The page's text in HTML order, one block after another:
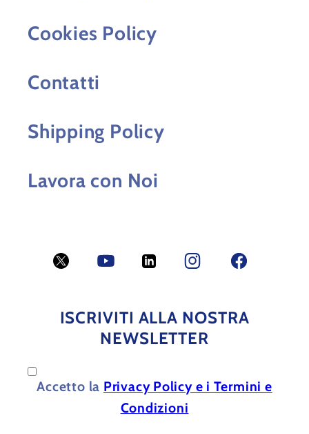
Cookies Policy
Contatti
Shipping Policy
Lavora con Noi
Twitter YouTubeLinkedInFacebookFacebook
ISCRIVITI ALLA NOSTRA
NEWSLETTER
Accetto la Privacy Policy e i Termini e
Condizioni